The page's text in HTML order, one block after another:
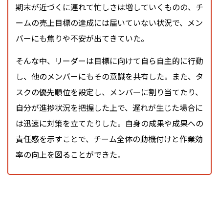
期末が近づくに連れて忙しさは増していくものの、チ
ームの売上目標の達成には届いていない状況で、メン
バーにも焦りや不安が出てきていた。
そんな中、リーダーは目標に向けて自ら自主的に行動
し、他のメンバーにもその意識を共有した。また、タ
スクの優先順位を設定し、メンバーに割り当てたり、
自分が進捗状況を把握した上で、遅れが生じた場合に
は迅速に対策を立てたりした。自身の成果や成果への
責任感を示すことで、チーム全体の動機付けと作業効
率の向上を図ることができた。